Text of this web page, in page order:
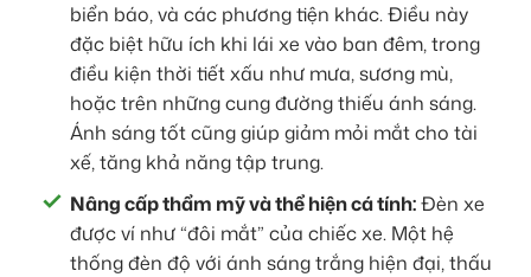
biển báo, và các phương tiện khác. Điều này
đặc biệt hữu ích khi lái xe vào ban đêm, trong
điều kiện thời tiết xấu như mưa, sương mù,
hoặc trên những cung đường thiếu ánh sáng.
Ánh sáng tốt cũng giúp giảm mỏi mắt cho tài
xế, tăng khả năng tập trung.
Nâng cấp thẩm mỹ và thể hiện cá tính:Đèn xe
được ví như “đôi mắt” của chiếc xe. Một hệ
thống đèn độ với ánh sáng trắng hiện đại, thấu